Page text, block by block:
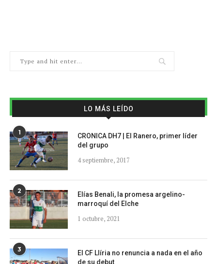
LO MÁS LEÍDO
1
CRONICA DH7 | El Ranero, primer líder
del grupo
4 septiembre, 2017
2
Elías Benali, la promesa argelino-
marroquí del Elche
1 octubre, 2021
3
El CF Llíria no renuncia a nada en el año
de su debut